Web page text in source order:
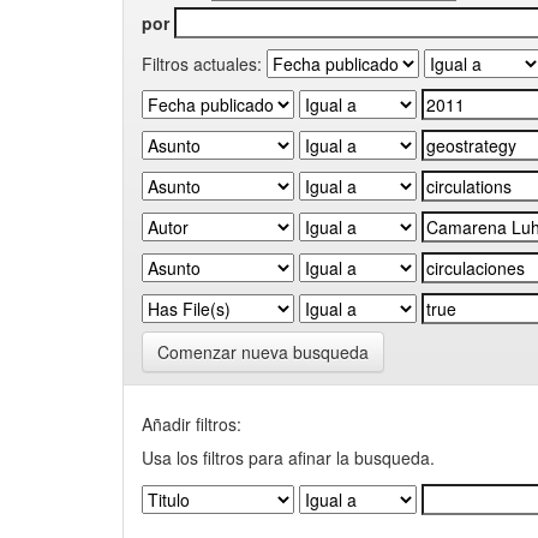
por
Filtros actuales:
Comenzar nueva busqueda
Añadir filtros:
Usa los filtros para afinar la busqueda.